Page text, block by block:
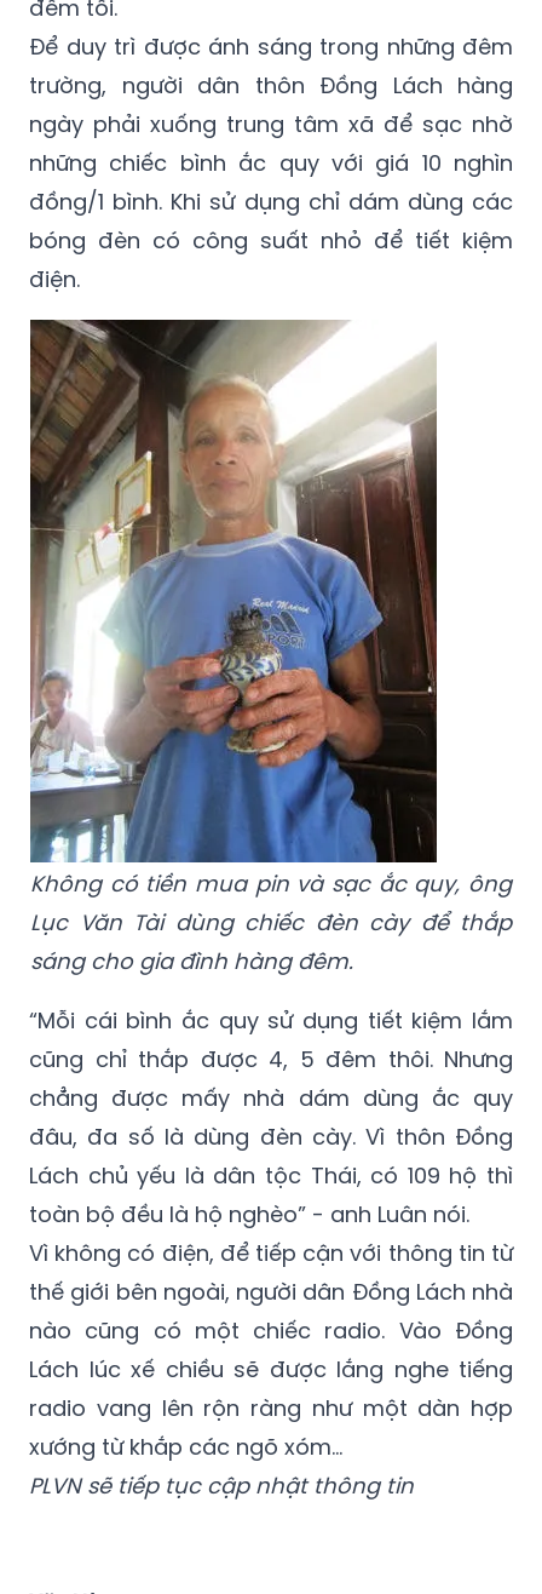
trường, người dân thôn Đồng Lách hàng
ngày phải xuống trung tâm xã để sạc nhờ
những chiếc bình ắc quy với giá 10 nghìn
đồng/1 bình. Khi sử dụng chỉ dám dùng các
bóng đèn có công suất nhỏ để tiết kiệm
điện.
Không có tiền mua pin và sạc ắc quy, ông
Lục Văn Tài dùng chiếc đèn cày để thắp
sáng cho gia đình hàng đêm.
“Mỗi cái bình ắc quy sử dụng tiết kiệm lắm
chẳng được mấy nhà dám dùng ắc quy
đâu, đa số là dùng đèn cày. Vì thôn Đồng
Lách chủ yếu là dân tộc Thái, có 109 hộ thì
toàn bộ đều là hộ nghèo” - anh Luân nói.
Vì không có điện, để tiếp cận với thông tin từ
thế giới bên ngoài, người dân Đồng Lách nhà
nào cũng có một chiếc radio. Vào Đồng
Lách lúc xế chiều sẽ được lắng nghe tiếng
radio vang lên rộn ràng như một dàn hợp
xướng từ khắp các ngõ xóm...
PLVN sẽ tiếp tục cập nhật thông tin